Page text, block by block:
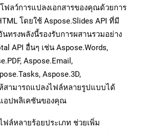
ฟลว์การแปลงเอกสารของคุณด้วยการ
โดยใช้ Aspose.Slides API ที่มี
ทรงพลังนี้รองรับการผสานรวมอย่าง
API อื่นๆ เช่น Aspose.Words,
Aspose.Email,
Aspose.3D,
สามารถแปลงไฟล์หลายรูปแบบได้
อปพลิเคชันของคุณ
ฟล์หลายร้อยประเภท ช่วยเพิ่ม